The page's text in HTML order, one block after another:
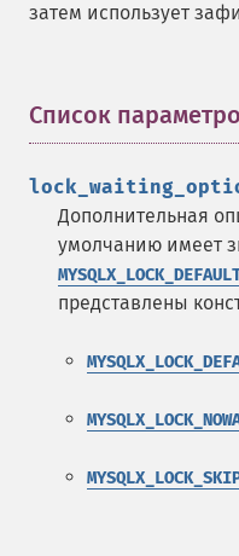
затем использует
Список
Дополнительная
умолчанию имеет
представлены